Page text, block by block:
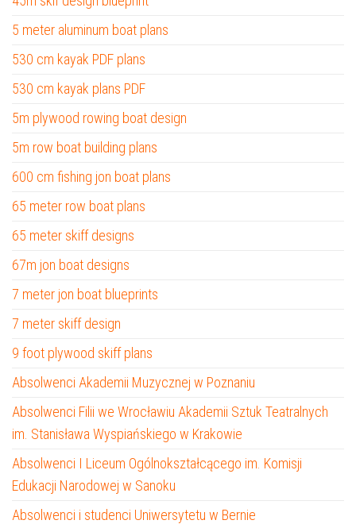
5 meter aluminum boat plans
530 cm kayak PDF plans
530 cm kayak plans PDF
5m plywood rowing boat design
5m row boat building plans
600 cm fishing jon boat plans
65 meter row boat plans
65 meter skiff designs
67m jon boat designs
7 meter jon boat blueprints
7 meter skiff design
9 foot plywood skiff plans
Absolwenci Akademii Muzycznej w Poznaniu
Absolwenci Filii we Wrocławiu Akademii Sztuk Teatralnych
im. Stanisława Wyspiańskiego w Krakowie
Absolwenci I Liceum Ogólnokształcącego im. Komisji
Edukacji Narodowej w Sanoku
Absolwenci i studenci Uniwersytetu w Bernie